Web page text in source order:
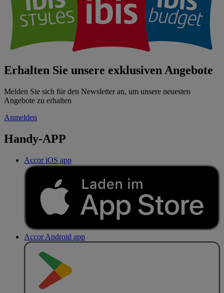
Erhalten Sie unsere exklusiven Angebote
Melden Sie sich für den Newsletter an, um unsere neuesten
Angebote zu erhalten
Anmelden
Handy-APP
Accor iOS app
Accor Android app